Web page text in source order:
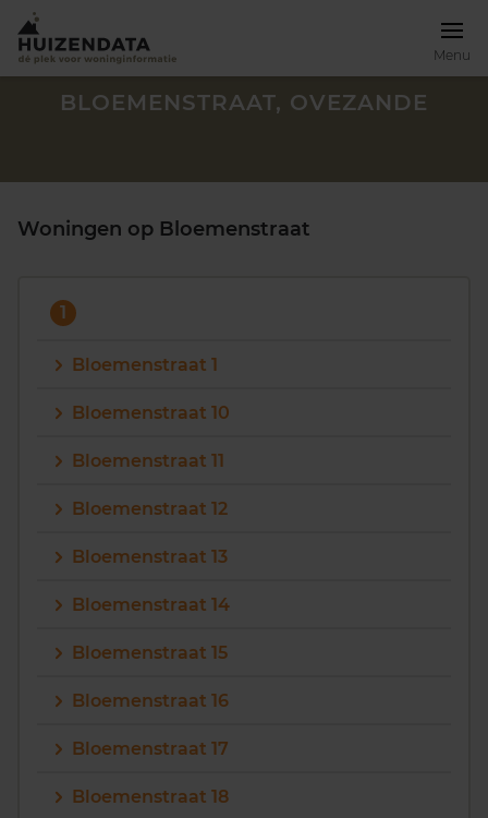
Menu
Maandag t/m vrijdag - 08:00 -18:00
BLOEMENSTRAAT, OVEZANDE
Woningen op Bloemenstraat
1
Bloemenstraat 1
Bloemenstraat 10
Bloemenstraat 11
Bloemenstraat 12
Bloemenstraat 13
Bloemenstraat 14
Bloemenstraat 15
Bloemenstraat 16
Bloemenstraat 17
Bloemenstraat 18